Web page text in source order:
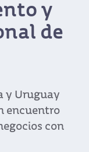
la
de
de
principales
invertir